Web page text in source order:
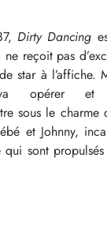
Dirty Dancing
reçoit pas
star à l’affiche.
opérer et
sous le charme
et Johnny,
qui sont